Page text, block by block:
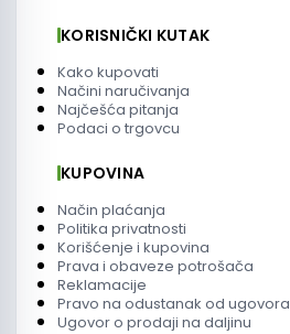
KORISNIČKI KUTAK
Kako kupovati
Načini naručivanja
Najčešća pitanja
Podaci o trgovcu
KUPOVINA
Način plaćanja
Politika privatnosti
Korišćenje i kupovina
Prava i obaveze potrošača
Reklamacije
Pravo na odustanak od ugovora
Ugovor o prodaji na daljinu